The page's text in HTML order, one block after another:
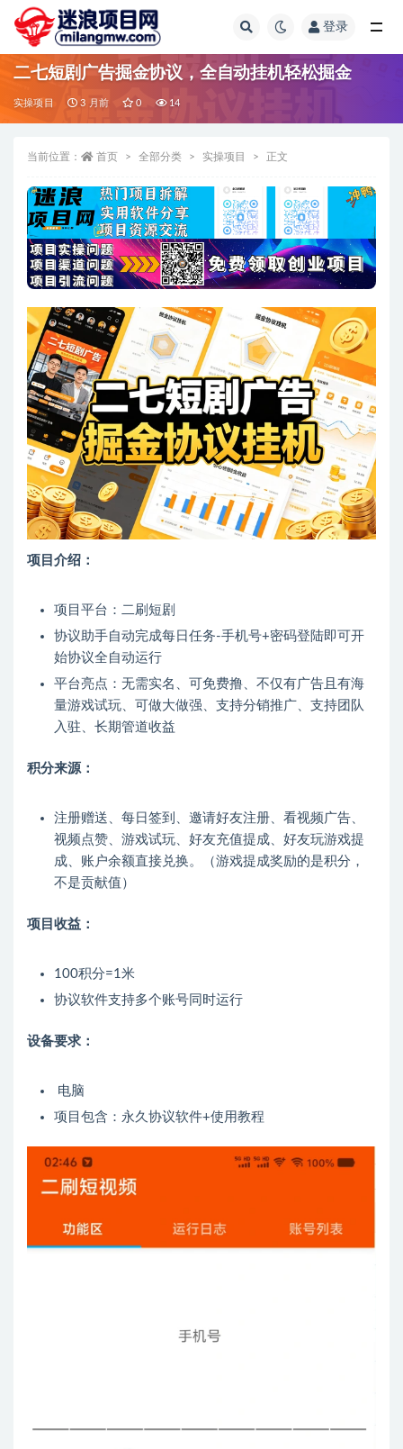
登录
二七短剧广告掘金协议，全自动挂机轻松掘金
实操项目 3 月前 0 14
当前位置： 首页 全部分类 实操项目 正文
项目介绍：
项目平台：二刷短剧
协议助手自动完成每日任务-手机号+密码登陆即可开
始协议全自动运行
平台亮点：无需实名、可免费撸、不仅有广告且有海
量游戏试玩、可做大做强、支持分销推广、支持团队
入驻、长期管道收益
积分来源：
注册赠送、每日签到、邀请好友注册、看视频广告、
视频点赞、游戏试玩、好友充值提成、好友玩游戏提
成、账户余额直接兑换。（游戏提成奖励的是积分，
不是贡献值）
项目收益：
100积分=1米
协议软件支持多个账号同时运行
设备要求：
电脑
项目包含：永久协议软件+使用教程
全部